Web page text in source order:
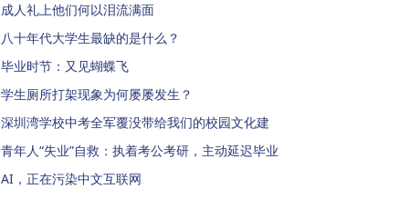
成人礼上他们何以泪流满面
八十年代大学生最缺的是什么？
毕业时节：又见蝴蝶飞
学生厕所打架现象为何屡屡发生？
深圳湾学校中考全军覆没带给我们的校园文化建
青年人“失业”自救：执着考公考研，主动延迟毕业
AI，正在污染中文互联网